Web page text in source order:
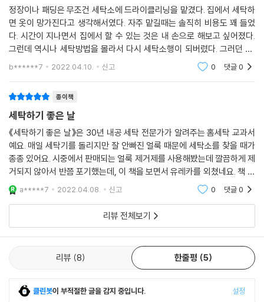
정장이나 패딩은 무조건 세탁소에 드라이클리닝을 맡겼다. 집에서 세탁하
면 옷이 망가진다고 생각해서였다. 자주 맡길때는 솔직히 비용도 꽤 들었
다. 시간이 지나면서 집에서 할 수 있는 것은 내 손으로 해보고 싶어졌다.
그런데 역시나 세탁방법을 몰라서 다시 세탁소행이 되버렸다. 그러던 중,
반갑게도 이 책을 만났다. 집에서도 큰 부담없이 세탁할 수 있는 방법을 알
b******7 2022.04.10. 신고 0 댓글0
종이책
세탁하기 좋은 날
《세탁하기 좋은 날》은 30년 내공 세탁 전문가가 알려주는 홈세탁 교과서
예요. 매일 세탁기를 돌리지만 잘 안빠진 얼룩 때문에 세탁소를 찾을 때가
종종 있어요. 시중에서 판매되는 얼룩 제거제를 사용해봤는데 깔끔하게 제
거되지 않아서 반쯤 포기했는데, 이 책을 보면서 유레카를 외쳤네요. 책 내
용은 유튜브 채널 ＜세탁하기좋은날TV＞에서 영상으로 만날 수 있어요.
와우, 이미
a*****7 2022.04.08. 신고 0 댓글0
리뷰 전체보기
리뷰 8 한줄평 5
클린봇이 부적절한 글을 감지 중입니다. 설정